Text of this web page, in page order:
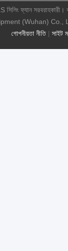
গোপনীয়তা নীতি| সাইট
সিলিং ফ্যান
(Wuhan) Co., Ltd